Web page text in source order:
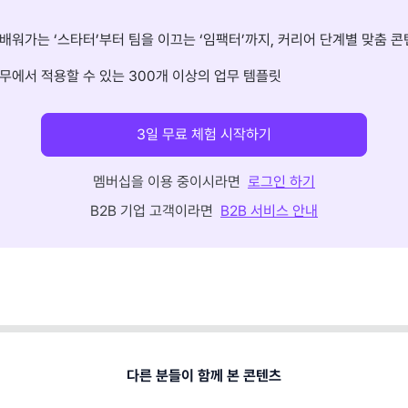
워가는 ‘스타터’부터 팀을 이끄는 ‘임팩터’까지, 커리어 단계별 맞춤 콘
에서 적용할 수 있는 300개 이상의 업무 템플릿
3일 무료 체험 시작하기
멤버십을 이용 중이시라면 로그인 하기
B2B 기업 고객이라면 B2B 서비스 안내
다른 분들이 함께 본 콘텐츠